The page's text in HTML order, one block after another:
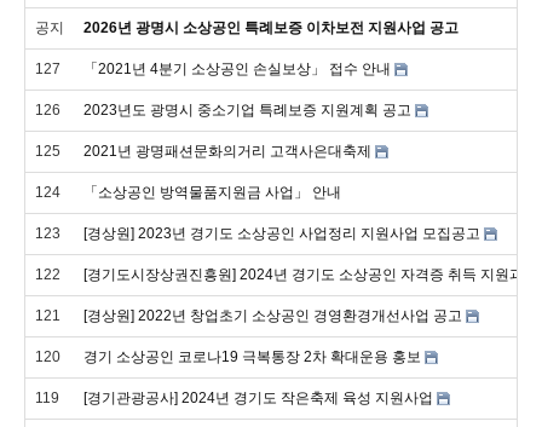
공지 2026년 광명시 소상공인 특례보증 이차보전 지원사업 공고
127 「2021년 4분기 소상공인 손실보상」 접수 안내
126 2023년도 광명시 중소기업 특례보증 지원계획 공고
125 2021년 광명패션문화의거리 고객사은대축제
124 「소상공인 방역물품지원금 사업」 안내
123 [경상원] 2023년 경기도 소상공인 사업정리 지원사업 모집공고
122 [경기도시장상권진흥원] 2024년 경기도 소상공인 자격증 취득 지원과
121 [경상원] 2022년 창업초기 소상공인 경영환경개선사업 공고
120 경기 소상공인 코로나19 극복통장 2차 확대운용 홍보
119 [경기관광공사] 2024년 경기도 작은축제 육성 지원사업